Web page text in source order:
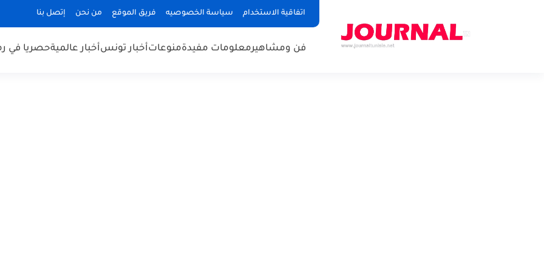
اتفاقية الاستخدام سياسة الخصوصيه فريق الموقع من نحن إتصل بنا
فن ومشاهيرمعلومات مفيدةمنوعاتأخبار تونسأخبار عالميةحصريا في